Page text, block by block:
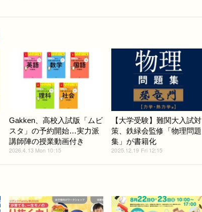
Gakken、高校入試版「ムビ
スタ」の予約開始…実力派
講師陣の授業動画付き
2026.4.13 Mon 10:15
【大学受験】難関大入試対
策、鉄緑会監修「物理問題
集」が書籍化
2025.12.19 Fri 12:15